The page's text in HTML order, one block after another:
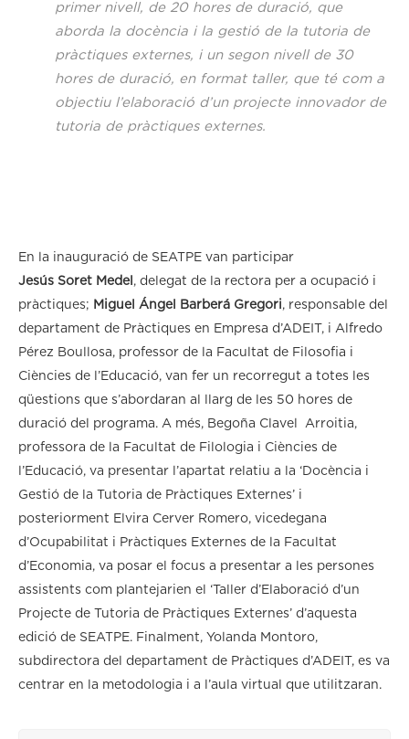
primer nivell, de 20 hores de duració, que
aborda la docència i la gestió de la tutoria de
pràctiques externes, i un segon nivell de 30
hores de duració, en format taller, que té com a
objectiu l’elaboració d’un projecte innovador de
tutoria de pràctiques externes.
En la inauguració de SEATPE van participar
Jesús Soret Medel , delegat de la rectora per a ocupació i
pràctiques; Miguel Ángel Barberá Gregori, responsable del
departament de Pràctiques en Empresa d’ADEIT, i Alfredo
Pérez Boullosa, professor de la Facultat de Filosofia i
Ciències de l’Educació, van fer un recorregut a totes les
qüestions que s’abordaran al llarg de les 50 hores de
duració del programa. A més, Begoña Clavel Arroitia,
professora de la Facultat de Filologia i Ciències de
l’Educació, va presentar l’apartat relatiu a la ‘Docència i
Gestió de la Tutoria de Pràctiques Externes’ i
posteriorment Elvira Cerver Romero, vicedegana
d’Ocupabilitat i Pràctiques Externes de la Facultat
d’Economia, va posar el focus a presentar a les persones
assistents com plantejarien el ‘Taller d’Elaboració d’un
Projecte de Tutoria de Pràctiques Externes’ d’aquesta
edició de SEATPE. Finalment, Yolanda Montoro,
subdirectora del departament de Pràctiques d’ADEIT, es va
centrar en la metodologia i a l’aula virtual que utilitzaran.